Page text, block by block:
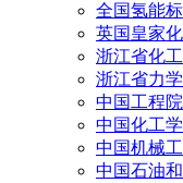
全国氢能
英国皇家
浙江省化
浙江省力
中国工程院
中国化工
中国机械
中国石油